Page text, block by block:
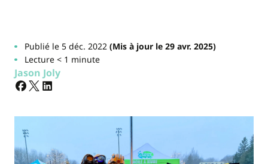
Publié le 5 déc. 2022(Mis à jour le 29 avr. 2025)
Lecture < 1 minute
Jason Joly